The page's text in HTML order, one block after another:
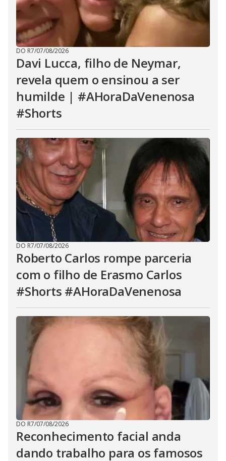
DO R7/07/08/2026
Davi Lucca, filho de Neymar,
revela quem o ensinou a ser
humilde | #AHoraDaVenenosa
#Shorts
DO R7/07/08/2026
Roberto Carlos rompe parceria
com o filho de Erasmo Carlos
#Shorts #AHoraDaVenenosa
DO R7/07/08/2026
Reconhecimento facial anda
dando trabalho para os famosos